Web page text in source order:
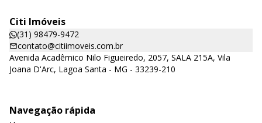
Citi Imóveis
(31) 98479-9472
contato@citiimoveis.com.br
Avenida Acadêmico Nilo Figueiredo, 2057, SALA 215A, Vila
Joana D'Arc, Lagoa Santa - MG - 33239-210
Navegação rápida